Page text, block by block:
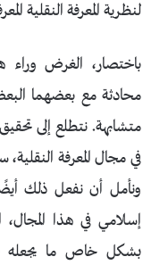
لنظرية المعرفة النقلية
باختصار، الغرض
محادثة مع بعضهما
متشابهة. نتطلع إلى
في مجال المعرفة
ونأمل أن نفعل ذلك
إسلامي في هذا المجال،
بشكل خاص ما يجعله